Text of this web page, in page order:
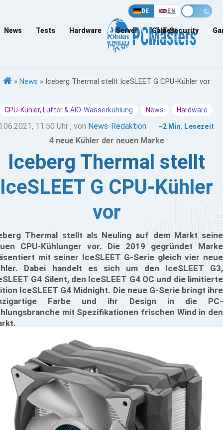
DE EN
News Tests Hardware Server Games
IT-Security
» News » Iceberg Thermal stellt IceSLEET G CPU-Kühler vor
CPU-Kühler, Lüfter & AIO-Wasserkühlung News Hardware
11:50 Uhr , von News-Redaktion ~2 Min. Lesezeit
4 neue Kühler der neuen Marke
Iceberg Thermal stellt
IceSLEET G CPU-Kühler
vor
Thermal stellt als Neuling auf dem Markt seine
CPU-Kühlunger vor. Die 2019 gegründet Marke
mit seiner IceSLEET G-Serie gleich vier neue
Dabei handelt es sich um den IceSLEET G3,
G4 Silent, den IceSLEET G4 OC und die limitierte
IceSLEET G4 Midnight. Die neue G-Serie bringt ihre
Farbe und ihr Design in die PC-
mit Spezifikationen frischen Wind in den